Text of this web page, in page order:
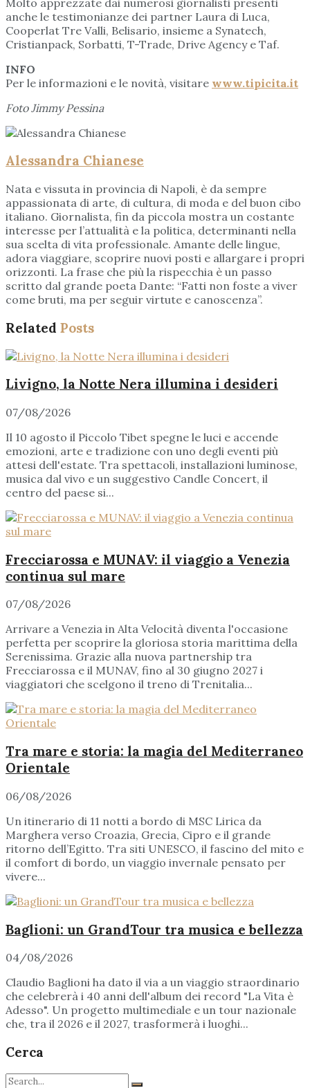
anche le testimonianze dei partner Laura di Luca,
Cooperlat Tre Valli, Belisario, insieme a Synatech,
Cristianpack, Sorbatti, T-Trade, Drive Agency e Taf.
INFO
Per le informazioni e le novità, visitare www.tipicita.it
Foto Jimmy Pessina
Alessandra Chianese
Nata e vissuta in provincia di Napoli, è da sempre
appassionata di arte, di cultura, di moda e del buon cibo
italiano. Giornalista, fin da piccola mostra un costante
interesse per l’attualità e la politica, determinanti nella
sua scelta di vita professionale. Amante delle lingue,
adora viaggiare, scoprire nuovi posti e allargare i propri
orizzonti. La frase che più la rispecchia è un passo
scritto dal grande poeta Dante: “Fatti non foste a viver
come bruti, ma per seguir virtute e canoscenza”.
Related Posts
Livigno, la Notte Nera illumina i desideri
07/08/2026
Il 10 agosto il Piccolo Tibet spegne le luci e accende
emozioni, arte e tradizione con uno degli eventi più
attesi dell'estate. Tra spettacoli, installazioni luminose,
musica dal vivo e un suggestivo Candle Concert, il
centro del paese si...
Frecciarossa e MUNAV: il viaggio a Venezia
continua sul mare
07/08/2026
Arrivare a Venezia in Alta Velocità diventa l'occasione
perfetta per scoprire la gloriosa storia marittima della
Serenissima. Grazie alla nuova partnership tra
Frecciarossa e il MUNAV, fino al 30 giugno 2027 i
viaggiatori che scelgono il treno di Trenitalia...
Tra mare e storia: la magia del Mediterraneo
Orientale
06/08/2026
Un itinerario di 11 notti a bordo di MSC Lirica da
Marghera verso Croazia, Grecia, Cipro e il grande
ritorno dell’Egitto. Tra siti UNESCO, il fascino del mito e
il comfort di bordo, un viaggio invernale pensato per
vivere...
Baglioni: un GrandTour tra musica e bellezza
04/08/2026
Claudio Baglioni ha dato il via a un viaggio straordinario
che celebrerà i 40 anni dell'album dei record "La Vita è
Adesso". Un progetto multimediale e un tour nazionale
che, tra il 2026 e il 2027, trasformerà i luoghi...
Cerca